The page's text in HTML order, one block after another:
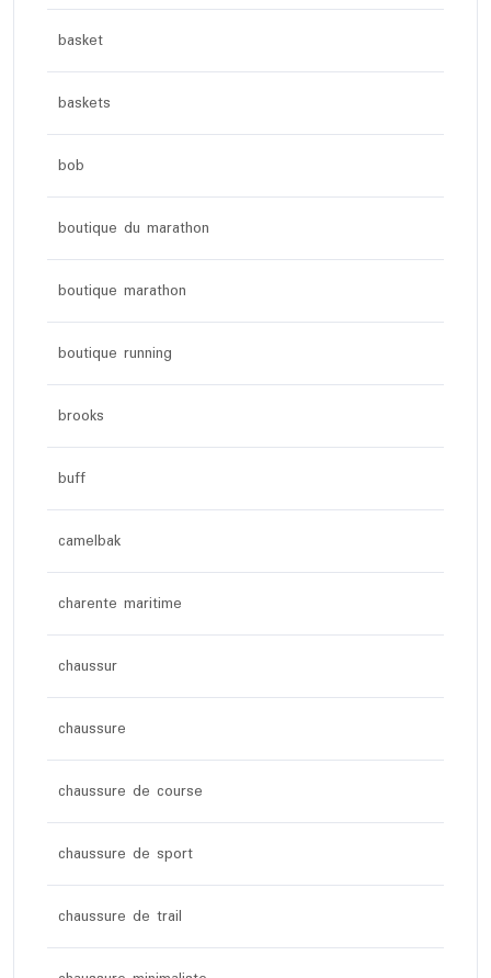
basket
baskets
bob
boutique du marathon
boutique marathon
boutique running
brooks
buff
camelbak
charente maritime
chaussur
chaussure
chaussure de course
chaussure de sport
chaussure de trail